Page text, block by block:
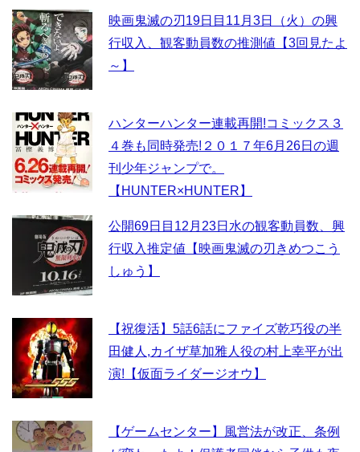
映画鬼滅の刃19日目11月3日（火）の興
行収入、観客動員数の推測値【3回見たよ
～】
ハンターハンター連載再開!コミックス３
４巻も同時発売!２０１７年6月26日の週
刊少年ジャンプで。
【HUNTER×HUNTER】
公開69日目12月23日水の観客動員数、興
行収入推定値【映画鬼滅の刃きめつこう
しゅう】
【祝復活】5話6話にファイズ乾巧役の半
田健人,カイザ草加雅人役の村上幸平が出
演!【仮面ライダージオウ】
【ゲームセンター】風営法が改正、条例